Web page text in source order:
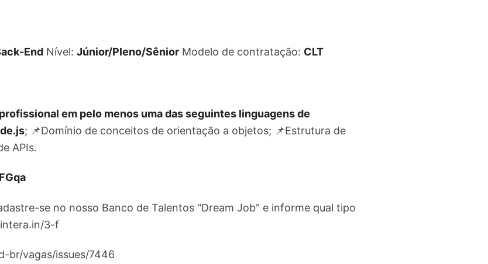
End Nível: Júnior/Pleno/Sênior Modelo de contratação: CLT
em pelo menos uma das seguintes linguagens de
; 📌Domínio de conceitos de orientação a objetos; 📌Estrutura de
APIs.
se no nosso Banco de Talentos "Dream Job" e informe qual tipo
3-f
br/vagas/issues/7446